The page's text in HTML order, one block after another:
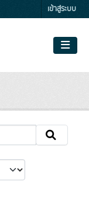
เข้าสู่ระบบ